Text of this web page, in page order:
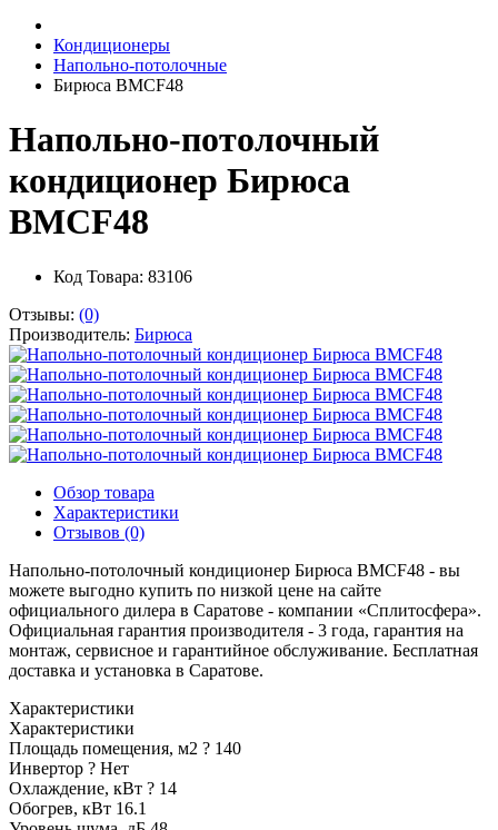
Кондиционеры
Напольно-потолочные
Бирюса BMCF48
Напольно-потолочный
кондиционер Бирюса
BMCF48
Код Товара: 83106
Отзывы: (0)
Производитель: Бирюса
Обзор товара
Характеристики
Отзывов (0)
Напольно-потолочный кондиционер Бирюса BMCF48 - вы
можете выгодно купить по низкой цене на сайте
официального дилера в Саратове - компании «Сплитосфера».
Официальная гарантия производителя - 3 года, гарантия на
монтаж, сервисное и гарантийное обслуживание. Бесплатная
доставка и установка в Саратове.
Характеристики
Характеристики
Площадь помещения, м2 ? 140
Инвертор ? Нет
Охлаждение, кВт ? 14
Обогрев, кВт 16.1